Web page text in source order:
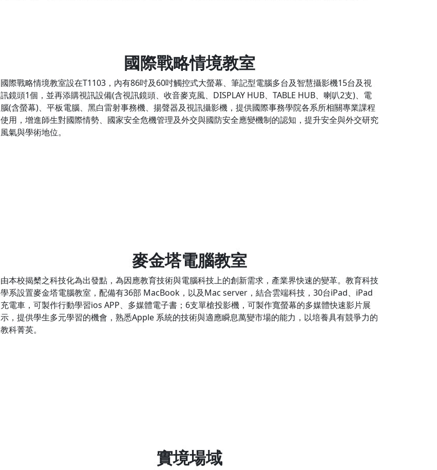
國際戰略情境教室
國際戰略情境教室設在T1103，內有86吋及60吋觸控式大螢幕、筆記型電腦多台及智慧攝影機15台及視
訊鏡頭1個，並再添購視訊設備(含視訊鏡頭、收音麥克風、DISPLAY HUB、TABLE HUB、喇叭2支)、電
腦(含螢幕)、平板電腦、黑白雷射事務機、揚聲器及視訊攝影機，提供國際事務學院各系所相關專業課程
使用，增進師生對國際情勢、國家安全危機管理及外交與國防安全應變機制的認知，提升安全與外交研究
風氣與學術地位。
麥金塔電腦教室
由本校揭櫫之科技化為出發點，為因應教育技術與電腦科技上的創新需求，產業界快速的變革。教育科技
學系設置麥金塔電腦教室，配備有36部 MacBook，以及Mac server，結合雲端科技，30台iPad、iPad
充電車，可製作行動學習ios APP、多媒體電子書；6支單槍投影機，可製作寬螢幕的多媒體快速影片展
示，提供學生多元學習的機會，熟悉Apple 系統的技術與適應瞬息萬變市場的能力，以培養具有競爭力的
教科菁英。
實境場域